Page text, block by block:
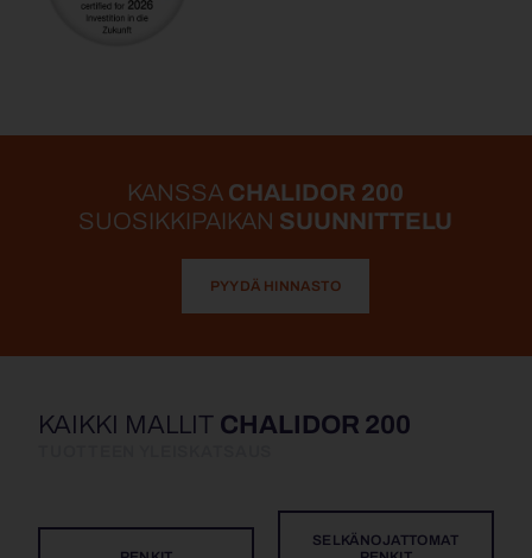
KANSSA CHALIDOR 200
SUOSIKKIPAIKAN SUUNNITTELU
PYYDÄ HINNASTO
KAIKKI MALLIT CHALIDOR 200
SELKÄNOJATTOMAT